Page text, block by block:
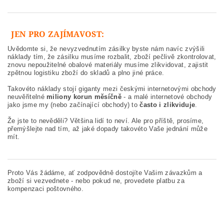
JEN PRO ZAJÍMAVOST:
Uvědomte si, že nevyzvednutím zásilky byste nám navíc zvýšili
náklady tím, že zásilku musíme rozbalit, zboží pečlivě zkontrolovat,
znovu nepoužitelné obalové materiály musíme zlikvidovat, zajistit
zpětnou logistiku zboží do skladů a plno jiné práce.
Takovéto náklady stojí giganty mezi českými internetovými obchody
neuvěřitelné miliony korun měsíčně- a malé internetové obchody
jako jsme my (nebo začínající obchody) točasto i zlikviduje.
Že jste to nevěděli? Většina lidí to neví. Ale pro příště, prosíme,
přemýšlejte nad tím, až jaké dopady takovéto Vaše jednání může
mít.
Proto Vás žádáme, ať zodpovědně dostojíte Vašim závazkům a
zboží si vezvednete - nebo pokud ne, provedete platbu za
kompenzaci poštovného.